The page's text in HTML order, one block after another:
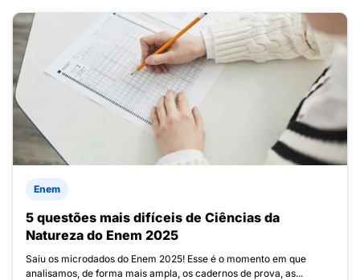
Enem
5 questões mais difíceis de Ciências da
Natureza do Enem 2025
Saiu os microdados do Enem 2025! Esse é o momento em que
analisamos, de forma mais ampla, os cadernos de prova, as...